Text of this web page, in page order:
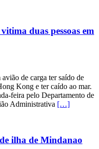
duas pessoas em
de carga ter saído de
Kong e ter caído ao mar.
feira pelo Departamento de
Administrativa […]
ilha de Mindanao